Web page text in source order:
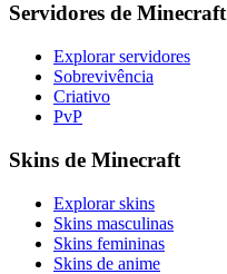
Servidores de Minecraft
Explorar servidores
Sobrevivência
Criativo
PvP
Skins de Minecraft
Explorar skins
Skins masculinas
Skins femininas
Skins de anime